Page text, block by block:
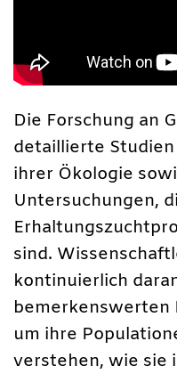
Die Forschung an
detaillierte
ihrer Ökologie
Untersuchungen,
sind.
kontinuierlich
bemerkenswerten
um ihre
verstehen, wie sie